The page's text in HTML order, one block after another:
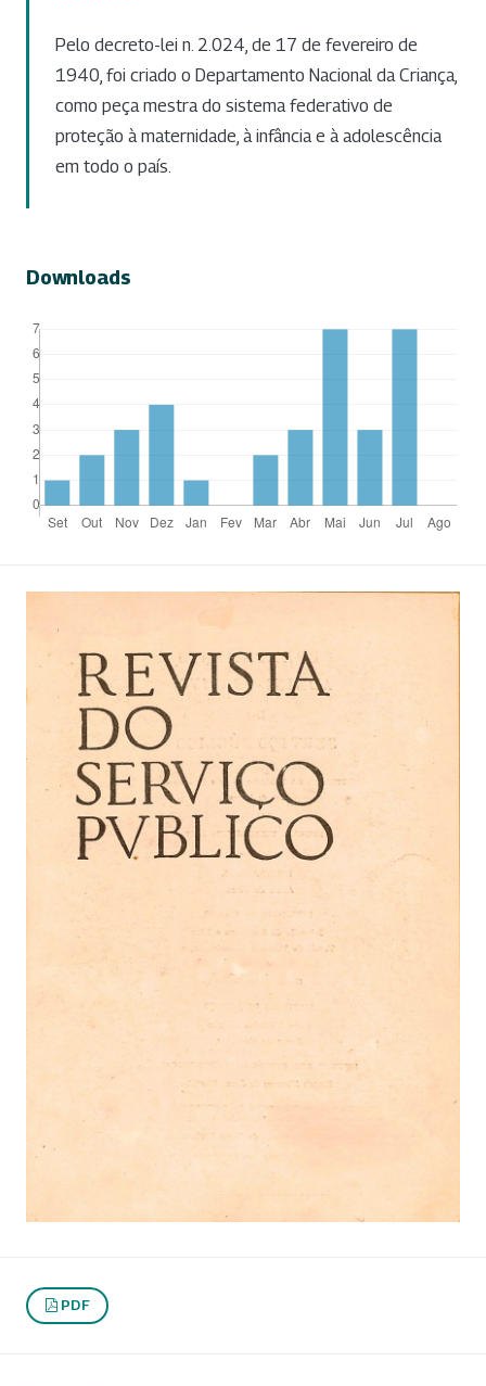
Pelo decreto-lei n. 2.024, de 17 de fevereiro de
1940, foi criado o Departamento Nacional da Criança,
como peça mestra do sistema federativo de
proteção à maternidade, à infância e à adolescência
em todo o país.
Downloads
PDF